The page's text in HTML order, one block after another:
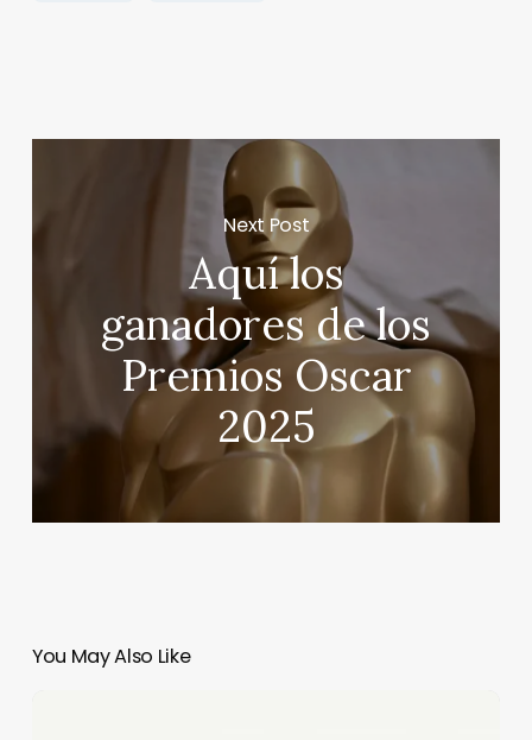
Next Post
Aquí los
ganadores de los
Premios Oscar
2025
You May Also Like